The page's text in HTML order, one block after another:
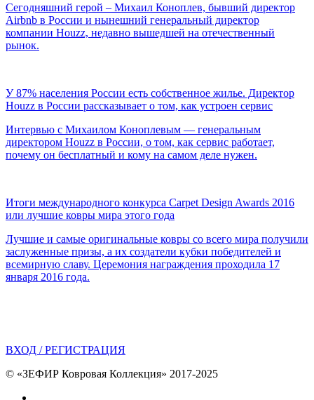
Сегодняшний герой – Михаил Коноплев, бывший директор
Airbnb в России и нынешний генеральный директор
компании Houzz, недавно вышедшей на отечественный
рынок.
У 87% населения России есть собственное жилье. Директор
Houzz в России рассказывает о том, как устроен сервис
Интервью с Михаилом Коноплевым — генеральным
директором Houzz в России, о том, как сервис работает,
почему он бесплатный и кому на самом деле нужен.
Итоги международного конкурса Carpet Design Awards 2016
или лучшие ковры мира этого года
Лучшие и самые оригинальные ковры со всего мира получили
заслуженные призы, а их создатели кубки победителей и
всемирную славу. Церемония награждения проходила 17
января 2016 года.
ВХОД / РЕГИСТРАЦИЯ
© «ЗЕФИР Ковровая Коллекция» 2017-2025